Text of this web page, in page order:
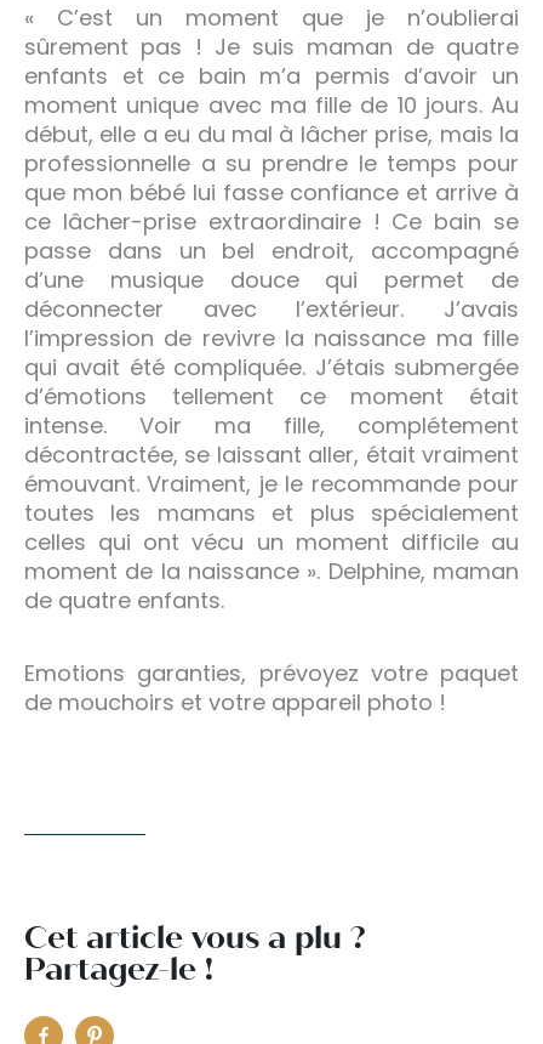
« C’est un moment que je n’oublierai
sûrement pas ! Je suis maman de quatre
enfants et ce bain m’a permis d’avoir un
moment unique avec ma fille de 10 jours. Au
début, elle a eu du mal à lâcher prise, mais la
professionnelle a su prendre le temps pour
que mon bébé lui fasse confiance et arrive à
ce lâcher-prise extraordinaire ! Ce bain se
passe dans un bel endroit, accompagné
d’une musique douce qui permet de
déconnecter avec l’extérieur. J’avais
l’impression de revivre la naissance ma fille
qui avait été compliquée. J’étais submergée
d’émotions tellement ce moment était
intense. Voir ma fille, complétement
décontractée, se laissant aller, était vraiment
émouvant. Vraiment, je le recommande pour
toutes les mamans et plus spécialement
celles qui ont vécu un moment difficile au
moment de la naissance ». Delphine, maman
de quatre enfants.
Emotions garanties, prévoyez votre paquet
de mouchoirs et votre appareil photo !
Cet article vous a plu ?
Partagez-le !